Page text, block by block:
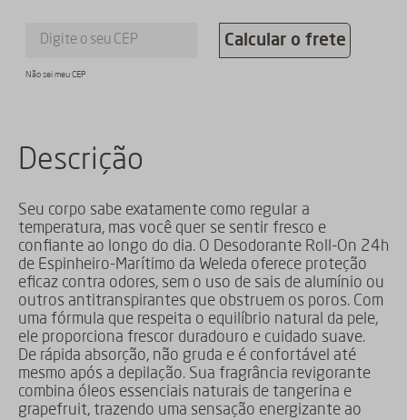
Não sei meu CEP
Calcular o frete
Descrição
Seu corpo sabe exatamente como regular a
temperatura, mas você quer se sentir fresco e
confiante ao longo do dia. O Desodorante Roll-On 24h
de Espinheiro-Marítimo da Weleda oferece proteção
eficaz contra odores, sem o uso de sais de alumínio ou
outros antitranspirantes que obstruem os poros. Com
uma fórmula que respeita o equilíbrio natural da pele,
ele proporciona frescor duradouro e cuidado suave.
De rápida absorção, não gruda e é confortável até
mesmo após a depilação. Sua fragrância revigorante
combina óleos essenciais naturais de tangerina e
grapefruit, trazendo uma sensação energizante ao